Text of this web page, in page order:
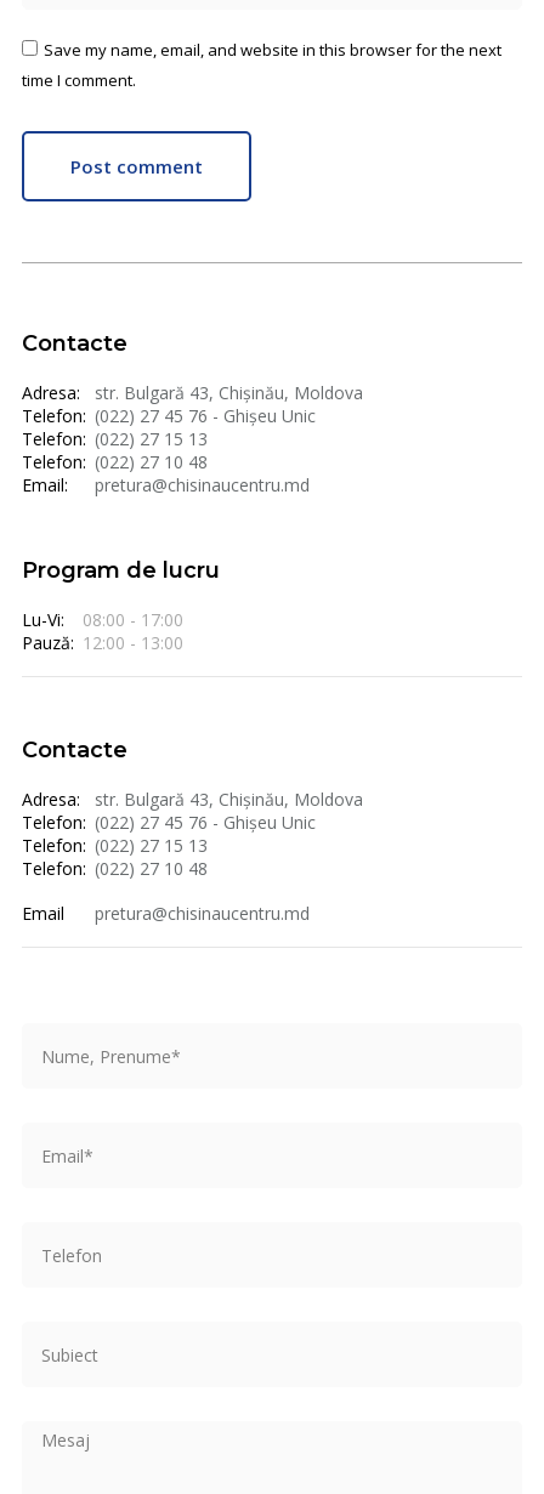
Save my name, email, and website in this browser for the next
time I comment.
Post comment
Contacte
Adresa:
str. Bulgară 43, Chișinău, Moldova
Telefon: (022) 27 45 76 - Ghișeu Unic
Telefon: (022) 27 15 13
Telefon: (022) 27 10 48
Email:
pretura@chisinaucentru.md
Program de lucru
Lu-Vi:
08:00 - 17:00
Pauză: 12:00 - 13:00
Contacte
Adresa:
str. Bulgară 43, Chișinău, Moldova
Telefon: (022) 27 45 76 - Ghișeu Unic
Telefon: (022) 27 15 13
Telefon: (022) 27 10 48
Email
pretura@chisinaucentru.md